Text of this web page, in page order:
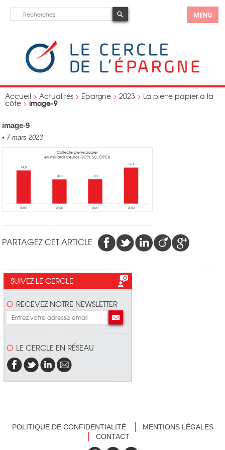
MENU
Accueil > Actualités > Epargne > 2023 > La pierre papier a la
côte > image-9
image-9
• 7 mars 2023
PARTAGEZ CET ARTICLE
SUIVEZ LE CERCLE
RECEVEZ NOTRE NEWSLETTER
LE CERCLE EN RÉSEAU
POLITIQUE DE CONFIDENTIALITÉ
MENTIONS LÉGALES
CONTACT